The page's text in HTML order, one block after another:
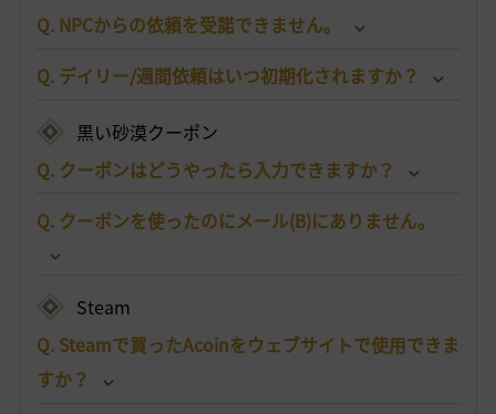
Q. NPCからの依頼を受諾できません。
Q. デイリー/週間依頼はいつ初期化されますか？
黒い砂漠クーポン
Q. クーポンはどうやったら入力できますか？
Q. クーポンを使ったのにメール(B)にありません。
Steam
Q. Steamで買ったAcoinをウェブサイトで使用できま
すか？